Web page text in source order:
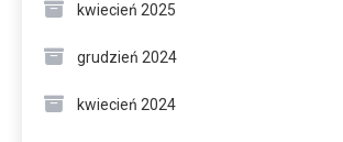
kwiecień 2025
grudzień 2024
kwiecień 2024